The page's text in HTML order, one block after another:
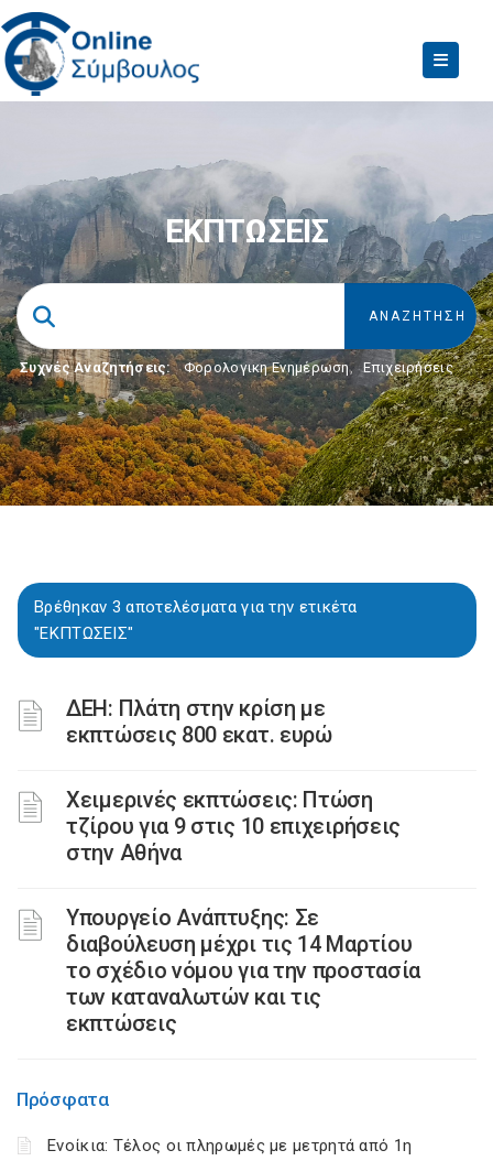
ΕΚΠΤΩΣΕΙΣ
Συχνές Αναζητήσεις: Φορολογικη Ενημέρωση, Επιχειρήσεις
Βρέθηκαν 3 αποτελέσματα για την ετικέτα
"ΕΚΠΤΩΣΕΙΣ"
ΔΕΗ: Πλάτη στην κρίση με
εκπτώσεις 800 εκατ. ευρώ
Χειμερινές εκπτώσεις: Πτώση
τζίρου για 9 στις 10 επιχειρήσεις
στην Αθήνα
Υπουργείο Ανάπτυξης: Σε
διαβούλευση μέχρι τις 14 Μαρτίου
το σχέδιο νόμου για την προστασία
των καταναλωτών και τις
εκπτώσεις
Πρόσφατα
Ενοίκια: Τέλος οι πληρωμές με μετρητά από 1η